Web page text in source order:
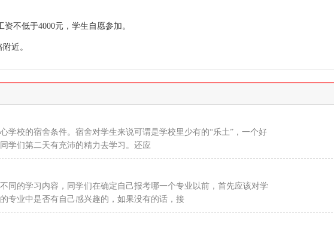
不低于4000元，学生自愿参加。
近。
学校的宿舍条件。宿舍对学生来说可谓是学校里少有的“乐土”，一个好
学们第二天有充沛的精力去学习。还应
同的学习内容，同学们在确定自己报考哪一个专业以前，首先应该对学
专业中是否有自己感兴趣的，如果没有的话，接